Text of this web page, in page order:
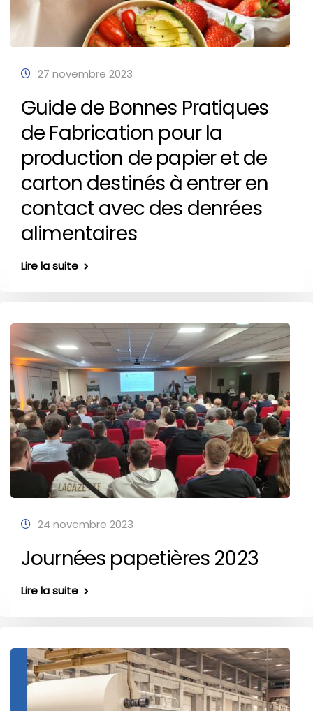
27 novembre 2023
Guide de Bonnes Pratiques
de Fabrication pour la
production de papier et de
carton destinés à entrer en
contact avec des denrées
alimentaires
Lire la suite
24 novembre 2023
Journées papetières 2023
Lire la suite